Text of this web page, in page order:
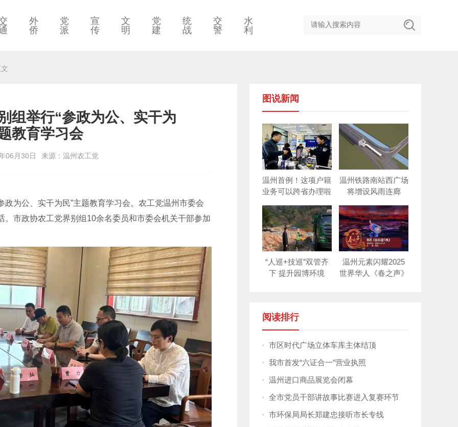
外
侨
党
派
宣
传
文
明
党
建
统
战
交
警
水
利
组举行“参政为公、实干为
教育学习会
06月30日 来源：温州农工党
为公、实干为民”主题教育学习会。农工党温州市委会
市政协农工党界别组10余名委员和市委会机关干部参加
图说新闻
温州首例！这项户籍
业务可以跨省办理啦
温州铁路南站西广场
将增设风雨连廊
“人巡+技巡”双管齐
下 提升园博环境
温州元素闪耀2025
世界华人《春之声》
阅读排行
· 市区时代广场立体车库主体结顶
· 我市首发“六证合一”营业执照
· 温州进口商品展览会闭幕
· 全市党员干部讲故事比赛进入复赛环节
· 市环保局局长郑建忠接听市长专线